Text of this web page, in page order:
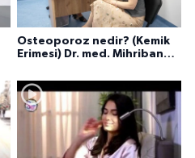
Osteoporoz nedir? (Kemik
Erimesi) Dr. med. Mihriban